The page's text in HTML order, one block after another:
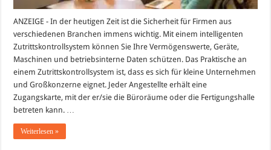
ANZEIGE - In der heutigen Zeit ist die Sicherheit für Firmen aus
verschiedenen Branchen immens wichtig. Mit einem intelligenten
Zutrittskontrollsystem können Sie Ihre Vermögenswerte, Geräte,
Maschinen und betriebsinterne Daten schützen. Das Praktische an
einem Zutrittskontrollsystem ist, dass es sich für kleine Unternehmen
und Großkonzerne eignet. Jeder Angestellte erhält eine
Zugangskarte, mit der er/sie die Büroräume oder die Fertigungshalle
betreten kann. …
Weiterlesen »